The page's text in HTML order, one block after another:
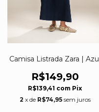
Camisa Listrada Zara | Azul
R$149,90
R$139,41 com Pix
2 x de R$74,95 sem juros